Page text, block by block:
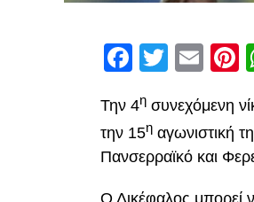
Facebook
Την 4η συνεχόμενη
την 15η αγωνιστική
Πανσερραϊκό και
Ο Δικέφαλος μπορεί